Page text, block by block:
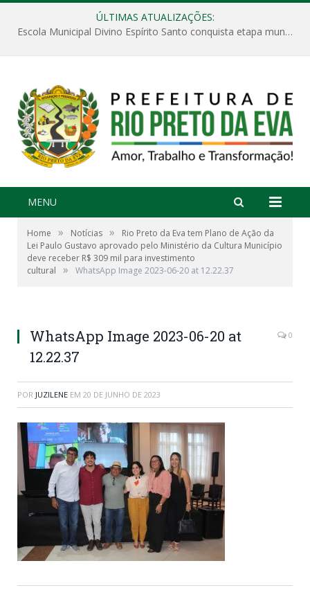
ÚLTIMAS ATUALIZAÇÕES:
Escola Municipal Divino Espírito Santo conquista etapa municipal da V Feira Amazonense de Matemática
MENU
Home » Notícias »
Rio Preto da Eva tem Plano de Ação da
Lei Paulo Gustavo aprovado pelo Ministério da Cultura Município
deve receber R$ 309 mil para investimento
cultural
» WhatsApp Image 2023-06-20 at 12.22.37
WhatsApp Image 2023-06-20 at
12.22.37
0
POR JUZILENE EM 20 DE JUNHO DE 2023